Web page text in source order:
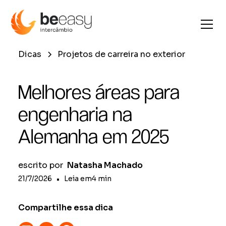
Dicas Projetos de carreira no exterior
Melhores áreas para
engenharia na
Alemanha em 2025
escrito por Natasha Machado
21/7/2026 • Leia em4 min
Compartilhe essa dica